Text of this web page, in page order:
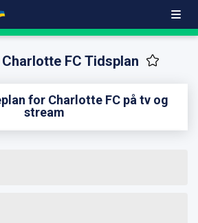
Charlotte FC Tidsplan
for Charlotte FC på tv og
stream